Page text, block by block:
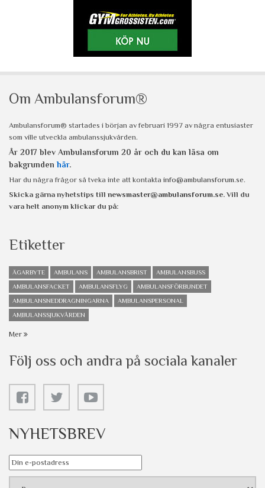
Om Ambulansforum®
Ambulansforum® startades i början av februari 1997 av några entusiaster
som ville utveckla ambulanssjukvården.
År 2017 blev Ambulansforum 20 år och du kan läsa om
bakgrunden här.
Har du några frågor så tveka inte att kontakta info@ambulansforum.se.
Skicka gärna nyhetstips till newsmaster@ambulansforum.se. Vill du
vara helt anonym klickar du på:
Etiketter
ÄGARBYTE AMBULANS AMBULANSBRIST
AMBULANSBUSS
AMBULANSFACKET
AMBULANSFLYG
AMBULANSFÖRBUNDET
AMBULANSNEDDRAGNINGARNA
AMBULANSPERSONAL
AMBULANSSJUKVÅRDEN
Mer
Följ oss och andra på sociala kanaler
NYHETSBREV